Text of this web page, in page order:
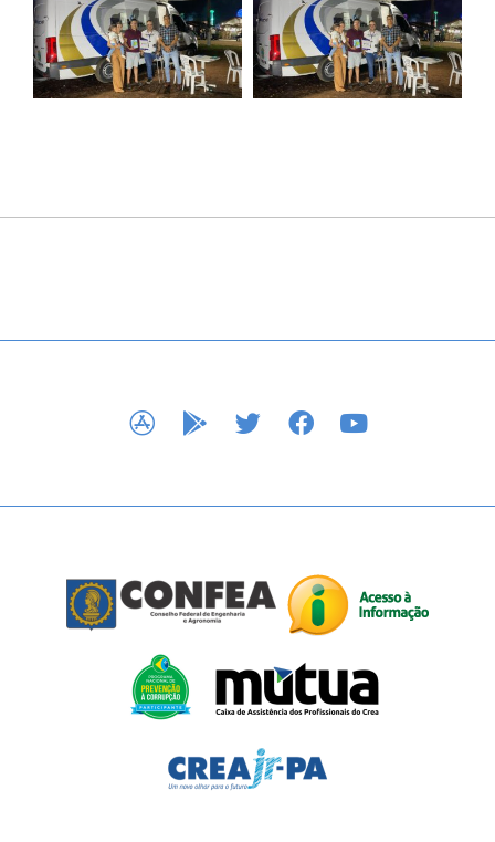
APP STOREGOOGLE PLAY
TWITTERFACEBOOK